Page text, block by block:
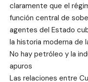
claramente que el
función central de
agentes del Estado
la historia moderna de
No hay petróleo y la
apuros
Las relaciones entre